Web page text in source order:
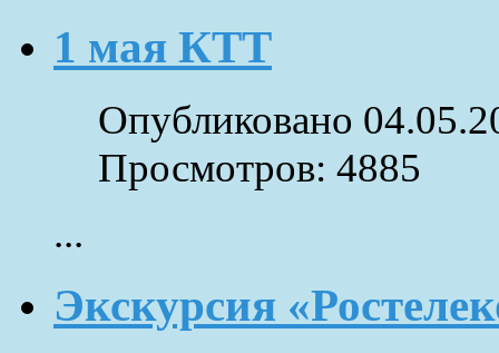
1 мая КТТ
Опубликовано
Просмотров: 4885
...
Экскурсия